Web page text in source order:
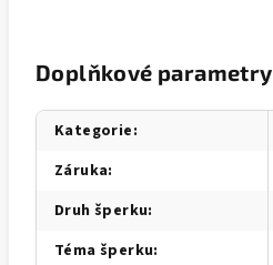
Doplňkové parametry
Kategorie:
Záruka:
Druh šperku:
Téma šperku: